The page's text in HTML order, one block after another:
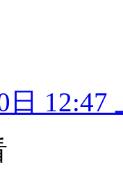
日 12:47